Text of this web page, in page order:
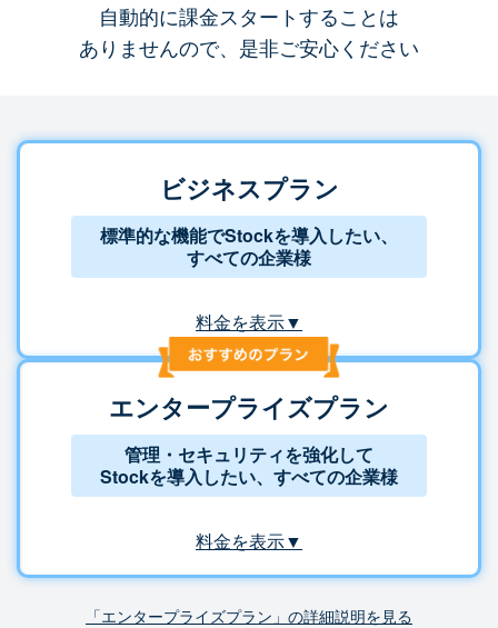
自動的に課金スタートすることは
ありませんので、是非ご安心ください
ビジネスプラン
標準的な機能でStockを導入したい、
すべての企業様
料金を表示▼
エンタープライズプラン
管理・セキュリティを強化して
Stockを導入したい、すべての企業様
料金を表示▼
「エンタープライズプラン」の詳細説明を見る